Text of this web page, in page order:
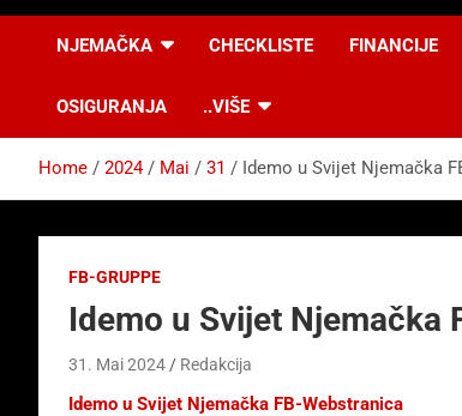
NJEMAČKA CHECKLISTE FINANCIJE
OSIGURANJA ..VIŠE
Home 2024 Mai 31 Idemo u Svijet Njemačka
FB-GRUPPE
Idemo u Svijet Njemačka
31. Mai 2024 Redakcija
Idemo u Svijet Njemačka FB-Webstranica